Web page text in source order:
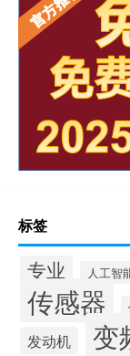
标签
专业 人工智
传感器
发动机 变